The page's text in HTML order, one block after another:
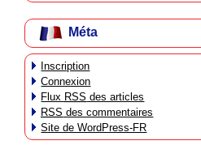
Méta
Inscription
Connexion
Flux RSS des articles
RSS des commentaires
Site de WordPress-FR